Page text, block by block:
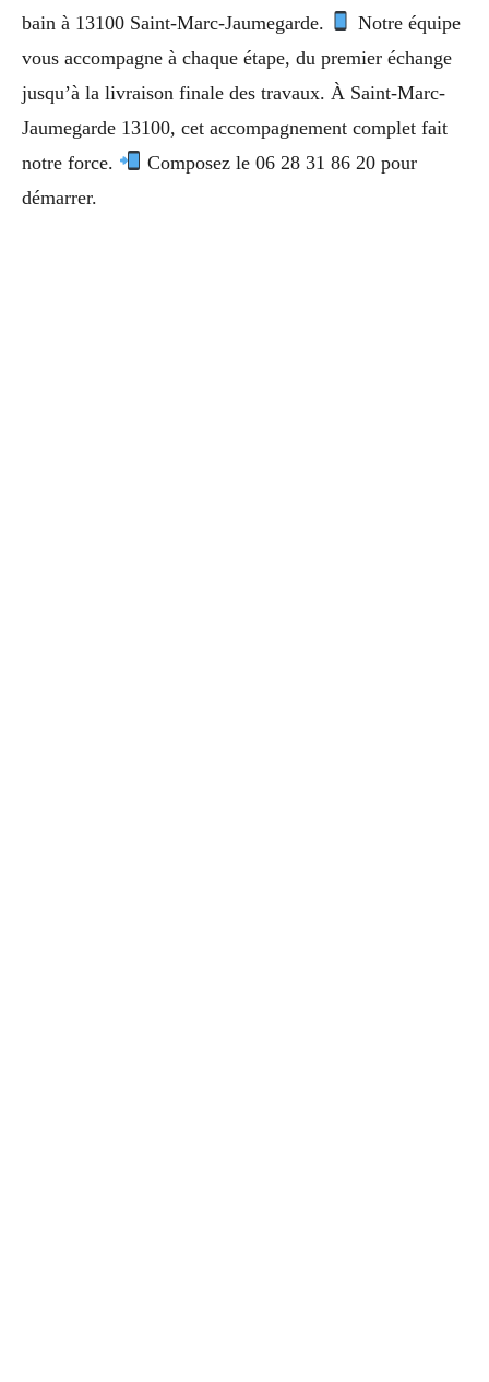
bain à 13100 Saint-Marc-Jaumegarde.
Notre équipe
vous accompagne à chaque étape, du premier échange
jusqu’à la livraison finale des travaux. À Saint-Marc-
Jaumegarde 13100, cet accompagnement complet fait
notre force.
Composez le 06 28 31 86 20 pour
démarrer.